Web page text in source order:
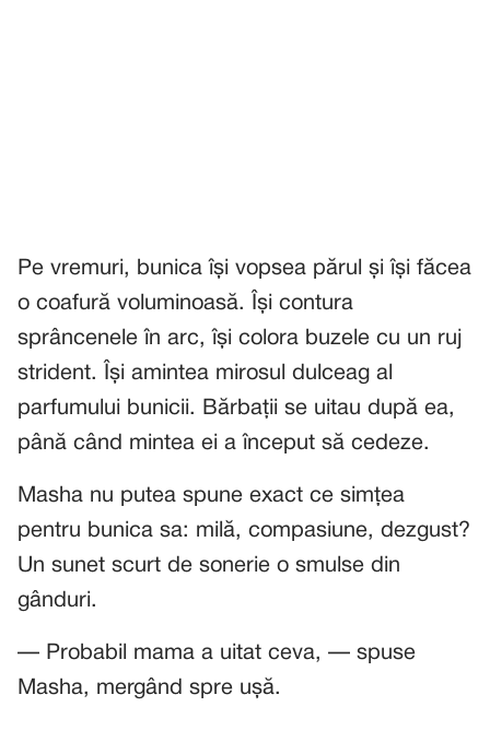
Pe vremuri, bunica își vopsea părul și își făcea
o coafură voluminoasă. Își contura
sprâncenele în arc, își colora buzele cu un ruj
strident. Își amintea mirosul dulceag al
parfumului bunicii. Bărbații se uitau după ea,
până când mintea ei a început să cedeze.
Masha nu putea spune exact ce simțea
pentru bunica sa: milă, compasiune, dezgust?
Un sunet scurt de sonerie o smulse din
gânduri.
— Probabil mama a uitat ceva, — spuse
Masha, mergând spre ușă.